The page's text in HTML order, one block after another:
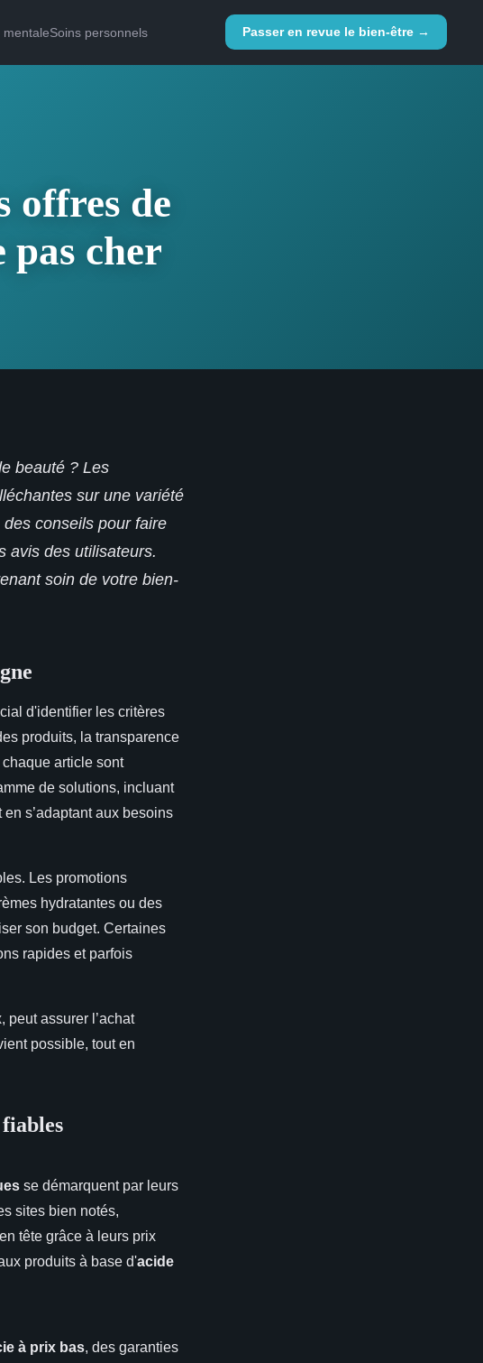
mentaleSoins personnels Passer en revue le bien-être →
offres de
cher
beauté ? Les
sur une variété
conseils pour faire
avis des utilisateurs.
soin de votre bien-
d'identifier les critères
produits, la transparence
article sont
de solutions, incluant
s’adaptant aux besoins
Les promotions
hydratantes ou des
son budget. Certaines
rapides et parfois
peut assurer l’achat
possible, tout en
se démarquent par leurs
sites bien notés,
tête grâce à leurs prix
produits à base d'acide
à prix bas, des garanties